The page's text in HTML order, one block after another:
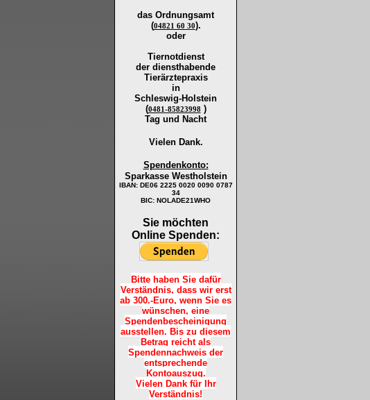
das Ordnungsamt
(04821 60 30).
oder
Tiernotdienst
der diensthabende
Tierärztepraxis
in
Schleswig-Holstein
(0481-85823998 )
Tag und Nacht
Vielen Dank.
Spendenkonto:
Sparkasse Westholstein
IBAN: DE06 2225 0020 0090 0787
34
BIC: NOLADE21WHO
Sie möchten
Online Spenden:
Bitte haben Sie dafür
Verständnis, dass wir erst
ab 300.-Euro, wenn Sie es
wünschen, eine
Spendenbescheinigung
ausstellen. Bis zu diesem
Betrag reicht als
Spendennachweis der
entsprechende
Kontoauszug.
Vielen Dank für Ihr
Verständnis!